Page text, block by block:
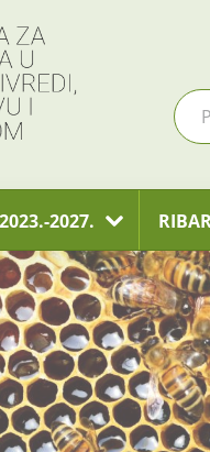
2027.